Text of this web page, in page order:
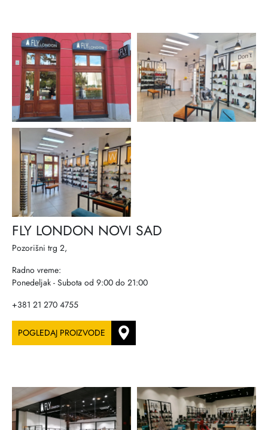
FLY LONDON NOVI SAD
Pozorišni trg 2,
Radno vreme:
Ponedeljak - Subota od 9:00 do 21:00
+381 21 270 4755
POGLEDAJ PROIZVODE